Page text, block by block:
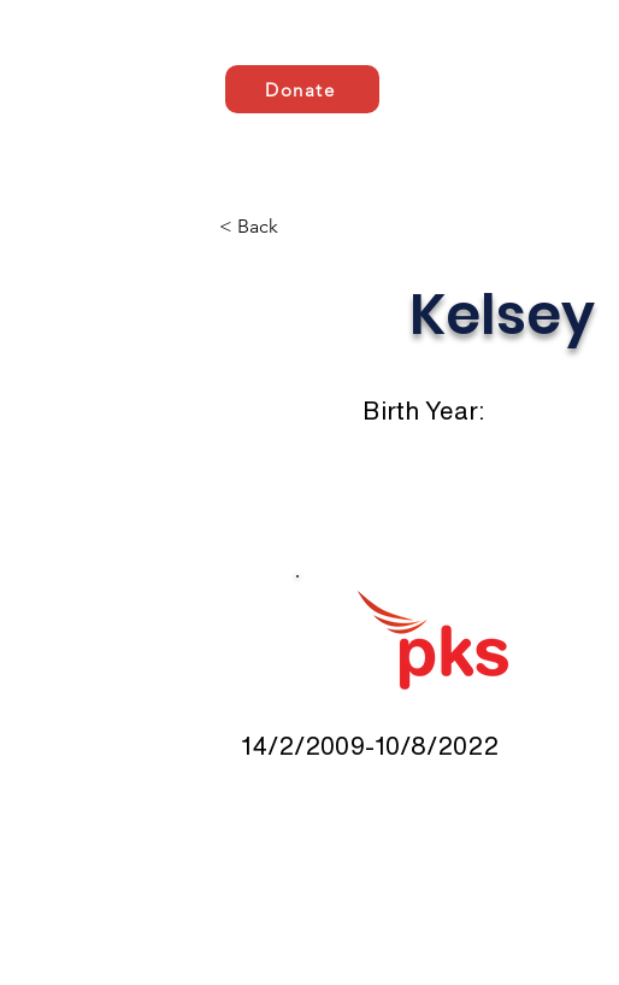
Donate
< Back
Kelsey
Birth Year:
14/2/2009-10/8/2022